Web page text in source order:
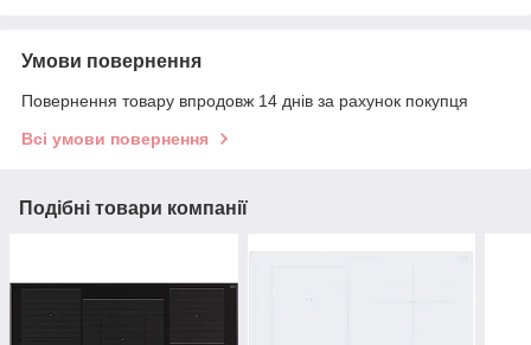
Умови повернення
Повернення товару впродовж 14 днів за рахунок покупця
Всі умови повернення
Подібні товари компанії